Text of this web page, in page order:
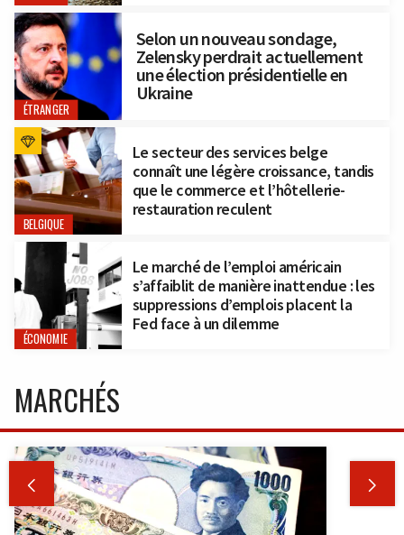
ÉTRANGER
Selon un nouveau sondage,
Zelensky perdrait actuellement
une élection présidentielle en
Ukraine
BELGIQUE
Le secteur des services belge
connaît une légère croissance, tandis
que le commerce et l’hôtellerie-
restauration reculent
ÉCONOMIE
Le marché de l’emploi américain
s’affaiblit de manière inattendue : les
suppressions d’emplois placent la
Fed face à un dilemme
MARCHÉS
 